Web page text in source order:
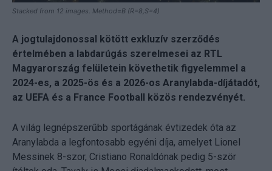
Stacked from 12 images. Method=B (R=8,S=4)
A jogtulajdonossal kötött exkluzív szerződés
értelmében a labdarúgás szerelmesei az RTL
Magyarország felületein követhetik figyelemmel a
2024-es, a 2025-ös és a 2026-os Aranylabda-díjátadót,
az UEFA és a France Football közös rendezvényét.
A világ legnépszerűbb sportágának évtizedek óta az
Aranylabda a legfontosabb egyéni díja, amelyet Lionel
Messinek 8-szor, Cristiano Ronaldónak pedig 5-ször